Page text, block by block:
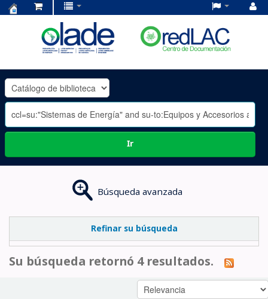
OLADE
-
Ir
Búsqueda avanzada
Refinar su búsqueda
Su búsqueda retornó 4 resultados.